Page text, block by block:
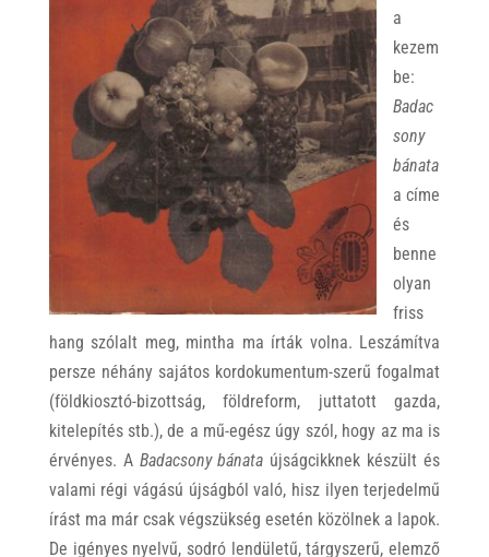
a
kezem
be:
Badac
sony
bánata
a címe
és
benne
olyan
friss
hang szólalt meg, mintha ma írták volna. Leszámítva
persze néhány sajátos kordokumentum-szerű fogalmat
(földkiosztó-bizottság, földreform, juttatott gazda,
kitelepítés stb.), de a mű-egész úgy szól, hogy az ma is
érvényes. A Badacsony bánata újságcikknek készült és
valami régi vágású újságból való, hisz ilyen terjedelmű
írást ma már csak végszükség esetén közölnek a lapok.
De igényes nyelvű, sodró lendületű, tárgyszerű, elemző